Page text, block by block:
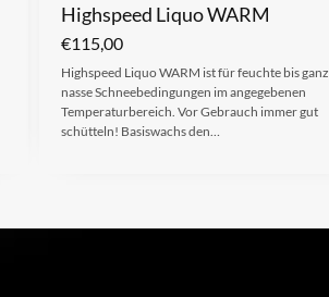
Highspeed Liquo WARM
€115,00
Highspeed Liquo WARM ist für feuchte bis ganz
nasse Schneebedingungen im angegebenen
Temperaturbereich. Vor Gebrauch immer gut
schütteln! Basiswachs den…